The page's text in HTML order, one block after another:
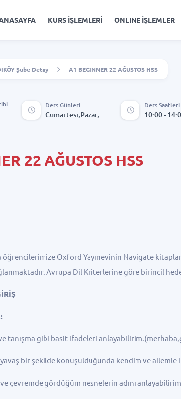
KURS İŞLEMLERİ ONLINE İŞLEMLER
Şube Detay A1 BEGINNER 22 AĞUSTOS HSS
Ders Günleri
Cumartesi,Pazar,
Ders Saatleri
10:00 -
22 AĞUSTOS HSS
öğrencilerimize Oxford Yayınevinin Navigate
Avrupa Dil Kriterlerine göre birincil
gibi basit ifadeleri
bir şekilde konuşulduğunda kendim ve ailemle
gördüğüm nesnelerin adını